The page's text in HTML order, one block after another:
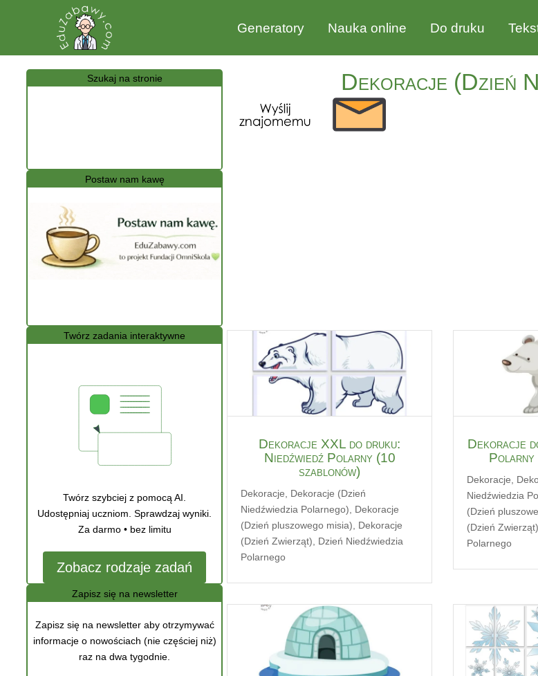
Generatory Nauka online Do druku
Szukaj na stronie
Postaw nam kawę
Twórz zadania interaktywne
Twórz szybciej z pomocą AI.
Udostępniaj uczniom. Sprawdzaj wyniki.
Za darmo • bez limitu
Zobacz rodzaje zadań
Zapisz się na newsletter
Zapisz się na newsletter aby otrzymywać
informacje o nowościach (nie częściej niż)
raz na dwa tygodnie.
Dekoracje (Dzień
Dekoracje XXL do druku:
Niedźwiedź Polarny (10
szablonów)
Dekoracje
Dekoracje (Dzień
Niedźwiedzia Polarnego)
Dekoracje
(Dzień pluszowego misia)
Dekoracje
(Dzień Zwierząt)
Dzień Niedźwiedzia
Polarnego
Dekoracje
Polarny
Dekoracje
Niedźwiedzia
(Dzień
(Dzień Zwierząt)
Polarnego